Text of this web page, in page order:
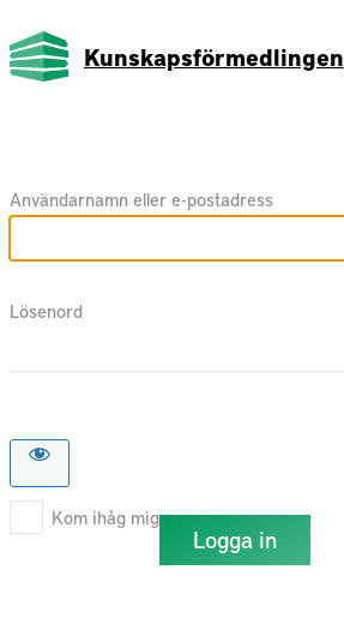
Kunskapsförmedlingen
Användarnamn eller e-postadress
Lösenord
Kom ihåg mig